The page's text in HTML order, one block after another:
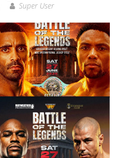
Super User